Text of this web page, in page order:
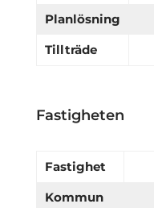
Planlösning
Tillträde
Fastigheten
Fastighet
Kommun